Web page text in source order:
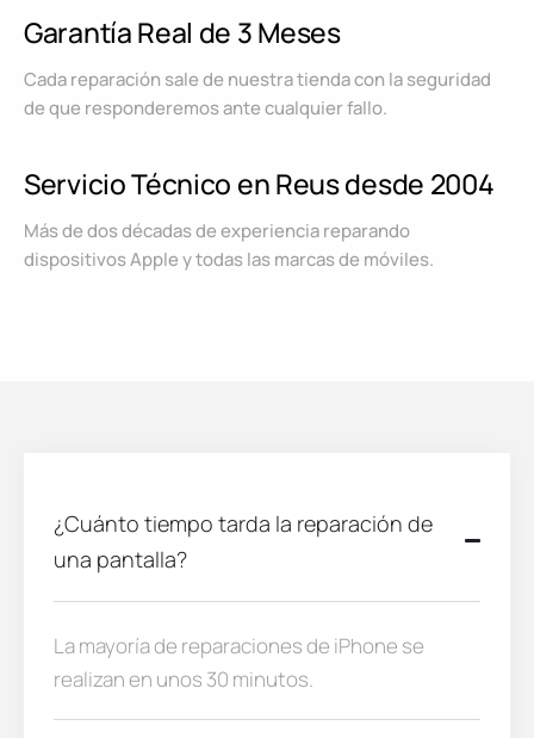
Garantía Real de 3 Meses
Cada reparación sale de nuestra tienda con la seguridad
de que responderemos ante cualquier fallo.
Servicio Técnico en Reus desde 2004
Más de dos décadas de experiencia reparando
dispositivos Apple y todas las marcas de móviles.
¿Cuánto tiempo tarda la reparación de
una pantalla?
La mayoría de reparaciones de iPhone se
realizan en unos 30 minutos.